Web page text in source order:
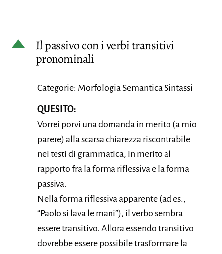
D
Il passivo con i verbi transitivi
pronominali
Categorie: Morfologia Semantica Sintassi
QUESITO:
Vorrei porvi una domanda in merito (a mio
parere) alla scarsa chiarezza riscontrabile
nei testi di grammatica, in merito al
rapporto fra la forma riflessiva e la forma
passiva.
Nella forma riflessiva apparente (ad es.,
“Paolo si lava le mani”), il verbo sembra
essere transitivo. Allora essendo transitivo
dovrebbe essere possibile trasformare la